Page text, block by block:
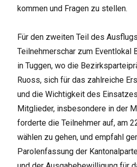
kommen und Fragen zu stellen.
Für den zweiten Teil des
Teilnehmerschar zum Eventlokal
in Tuggen, wo die
Ruoss, sich für das zahlreiche
und die Wichtigkeit des
Mitglieder, insbesondere in der
forderte die Teilnehmer auf, am
wählen zu gehen, und empfahl
Parolenfassung der